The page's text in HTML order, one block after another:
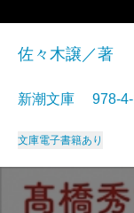
佐々木譲／著
新潮文庫 978-
文庫電子書籍あり